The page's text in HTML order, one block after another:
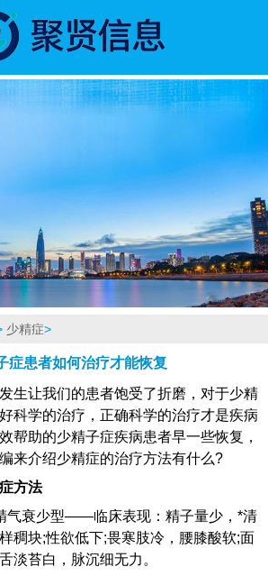
少精症>
症患者如何治疗才能恢复
生让我们的患者饱受了折磨，对于少精
科学的治疗，正确科学的治疗才是疾病
帮助的少精子症疾病患者早一些恢复，
来介绍少精症的治疗方法有什么?
方法
气衰少型——临床表现：精子量少，*清
稠块;性欲低下;畏寒肢冷，腰膝酸软;面
淡苔白，脉沉细无力。